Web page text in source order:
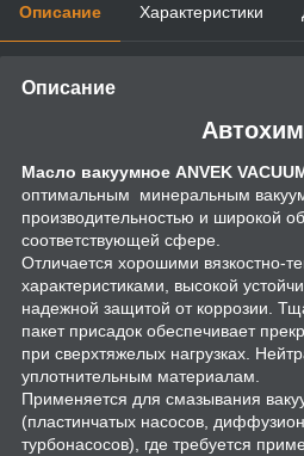
Описание Характеристики
Описание
Масло вакуумное ANVEK
оптимальным минеральным
производительностью и широкой
соответствующей сфере.
Отличается хорошими вязкостно-
характеристиками, высокой
надежной защитой от коррозии.
пакет присадок обеспечивает
при сверхтяжелых нагрузках.
уплотнительным материалам.
Применяется для смазывания
(пластинчатых насосов,
турбонасосов), где требуется